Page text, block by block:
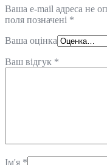
Ваша e-mail адреса не
поля позначені *
Ваша оцінка
Ваш відгук *
Ім'я *